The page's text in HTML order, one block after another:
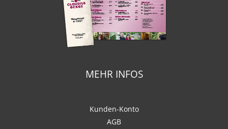
MEHR INFOS
Kunden-Konto
AGB